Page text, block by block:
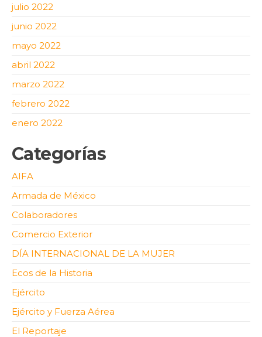
julio 2022
junio 2022
mayo 2022
abril 2022
marzo 2022
febrero 2022
enero 2022
Categorías
AIFA
Armada de México
Colaboradores
Comercio Exterior
DÍA INTERNACIONAL DE LA MUJER
Ecos de la Historia
Ejército
Ejército y Fuerza Aérea
El Reportaje